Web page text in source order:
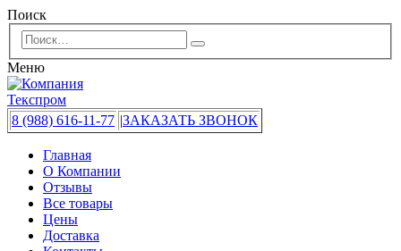
Поиск
Меню
8 (988) 616-11-77 |ЗАКАЗАТЬ ЗВОНОК
Главная
О Компании
Отзывы
Все товары
Цены
Доставка